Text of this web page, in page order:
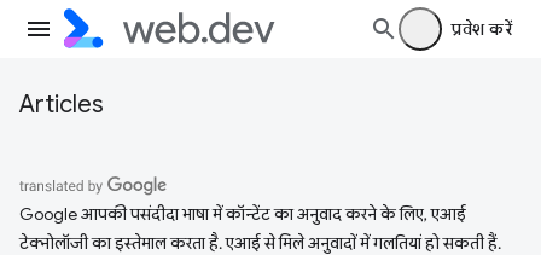
प्रवेश करें
Articles
Google आपकी पसंदीदा भाषा में कॉन्टेंट का अनुवाद करने के लिए, एआई
टेक्नोलॉजी का इस्तेमाल करता है. एआई से मिले अनुवादों में गलतियां हो सकती हैं.